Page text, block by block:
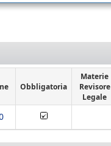
Obbligatoria
Materie
Revisore
Legale